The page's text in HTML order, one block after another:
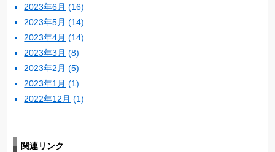
2023年6月 (16)
2023年5月 (14)
2023年4月 (14)
2023年3月 (8)
2023年2月 (5)
2023年1月 (1)
2022年12月 (1)
関連リンク